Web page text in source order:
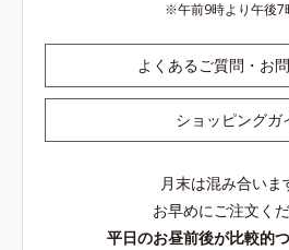
午前9時より午後7
よくあるご質問・お
ショッピングガ
月末は混み合いま
お早めにご注文くだ
平日のお昼前後が比較的